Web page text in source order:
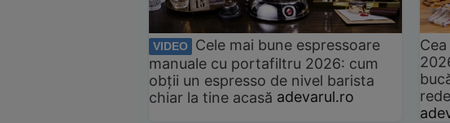
VIDEO
Cele mai bune espressoare
manuale cu portafiltru 2026: cum
obții un espresso de nivel barista
chiar la tine acasă adevarul.ro